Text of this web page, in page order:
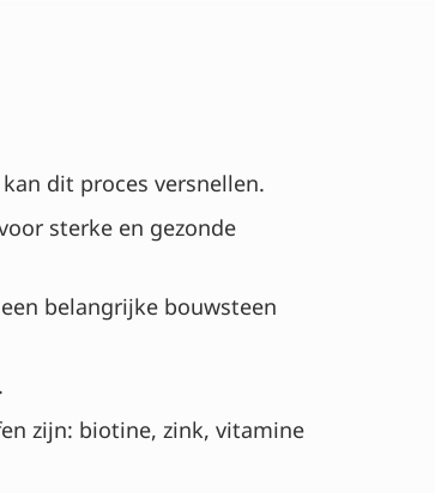
dit proces versnellen.
sterke en gezonde
belangrijke bouwsteen
zijn: biotine, zink, vitamine